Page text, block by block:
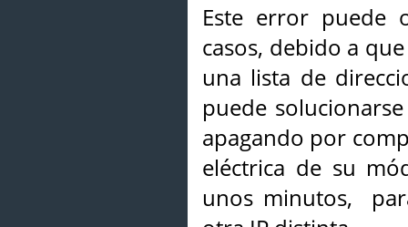
Este error puede
casos, debido a
una lista de
puede
apagando por
eléctrica de su
unos minutos,